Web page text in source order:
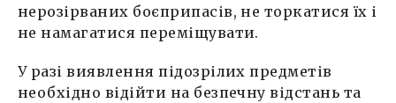
нерозірваних боєприпасів, не торкатися їх і
не намагатися переміщувати.
У разі виявлення підозрілих предметів
необхідно відійти на безпечну відстань та